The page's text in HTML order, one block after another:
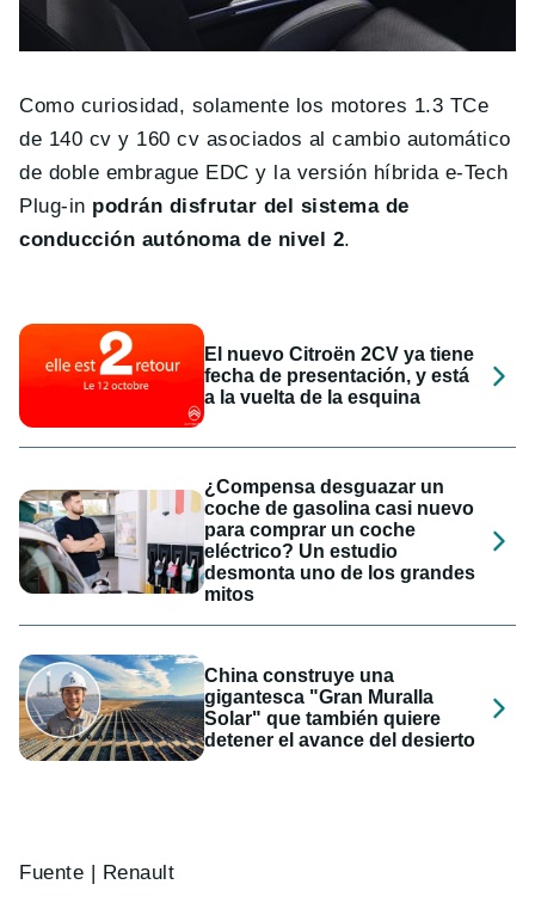
Como curiosidad, solamente los motores 1.3 TCe
de 140 cv y 160 cv asociados al cambio automático
de doble embrague EDC y la versión híbrida e-Tech
Plug-in podrán disfrutar del sistema de
conducción autónoma de nivel 2.
El nuevo Citroën 2CV ya tiene
fecha de presentación, y está
a la vuelta de la esquina
¿Compensa desguazar un
coche de gasolina casi nuevo
para comprar un coche
eléctrico? Un estudio
desmonta uno de los grandes
mitos
China construye una
gigantesca "Gran Muralla
Solar" que también quiere
detener el avance del desierto
Fuente | Renault